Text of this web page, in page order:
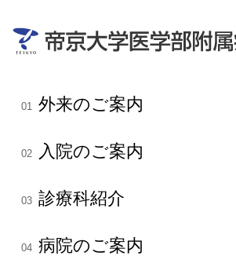
01 外来のご案内
02 入院のご案内
03 診療科紹介
04 病院のご案内